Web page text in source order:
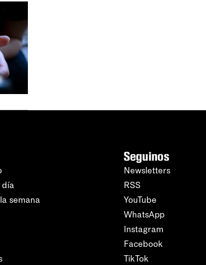
día
semana
Seguinos
Newsletters
RSS
YouTube
WhatsApp
Instagram
Facebook
TikTok